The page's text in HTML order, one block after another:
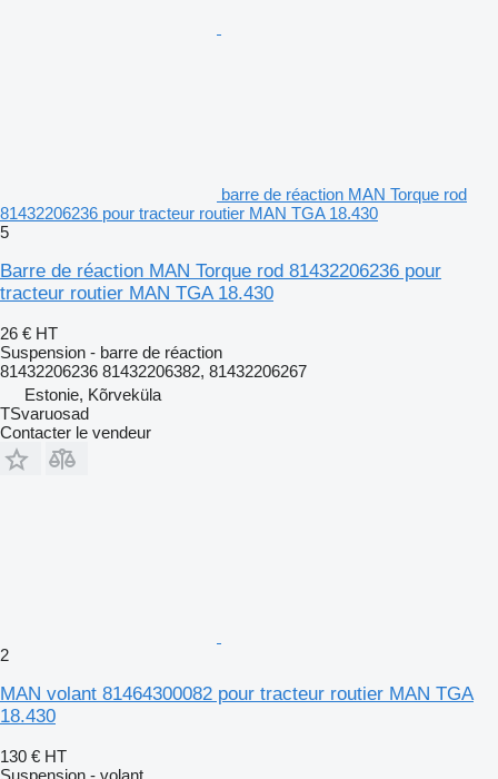
barre de réaction MAN Torque rod
81432206236 pour tracteur routier MAN TGA 18.430
5
Barre de réaction MAN Torque rod 81432206236 pour
tracteur routier MAN TGA 18.430
26 € HT
Suspension - barre de réaction
81432206236 81432206382, 81432206267
Estonie, Kõrveküla
TSvaruosad
Contacter le vendeur
2
MAN volant 81464300082 pour tracteur routier MAN TGA
18.430
130 € HT
Suspension - volant